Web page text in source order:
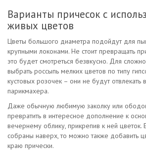
Варианты причесок с
живых цветов
Цветы большого диаметра подойдут для
крупными локонами. Не стоит превращать
это будет смотреться безвкусно. Для
выбрать россыпь мелких цветов по типу
кустовых розочек – они не будут отвлекать
парикмахера.
Даже обычную любимую заколку или
превратить в интересное дополнение к
вечернему облику, прикрепив к ней цветок.
собраны наверх, то можно также добавить
краю прически.